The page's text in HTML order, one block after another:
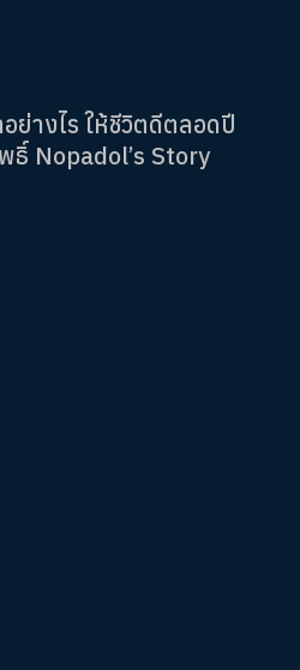
ย่างไร ให้ชีวิตดีตลอดปี
ธิ์ Nopadol’s Story